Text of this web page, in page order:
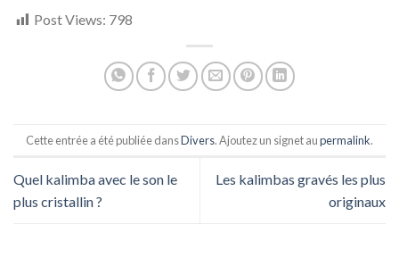
Post Views: 798
Cette entrée a été publiée dansDivers. Ajoutez un signet aupermalink.
Quel kalimba avec le son le
plus cristallin ?
Les kalimbas gravés les plus
originaux